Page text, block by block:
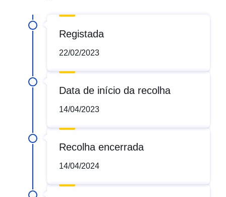
Registada
22/02/2023
Data de início da recolha
14/04/2023
Recolha encerrada
14/04/2024